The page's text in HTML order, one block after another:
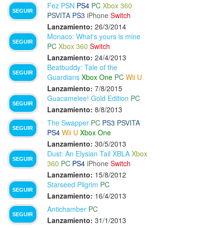
SEGUIR
Fez PSN PS4 PC Xbox 360
PSVITA PS3 iPhone Switch
Lanzamiento: 26/3/2014
SEGUIR
Monaco: What's yours is mine
PC Xbox 360 Switch
Lanzamiento: 24/4/2013
SEGUIR
Beatbuddy: Tale of the
Guardians Xbox One PC Wii U
Lanzamiento: 7/8/2015
SEGUIR
Guacamelee! Gold Edition PC
Lanzamiento: 8/8/2013
SEGUIR
The Swapper PC PS3 PSVITA
PS4 Wii U Xbox One
Lanzamiento: 30/5/2013
SEGUIR
Dust: An Elysian Tail XBLA Xbox
360 PC PS4 iPhone Switch
Lanzamiento: 15/8/2012
SEGUIR
Starseed Pilgrim PC
Lanzamiento: 16/4/2013
SEGUIR
Antichamber PC
Lanzamiento: 31/1/2013